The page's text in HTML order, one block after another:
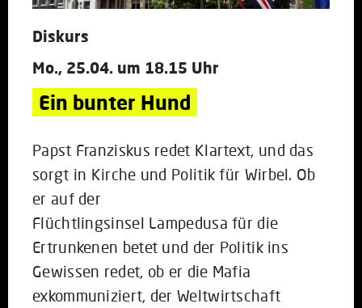
Diskurs
Mo., 25.04. um 18.15 Uhr
Ein bunter Hund
Papst Franziskus redet Klartext, und das
sorgt in Kirche und Politik für Wirbel. Ob
er auf der
Flüchtlingsinsel Lampedusa für die
Ertrunkenen betet und der Politik ins
Gewissen redet, ob er die Mafia
exkommuniziert, der Weltwirtschaft